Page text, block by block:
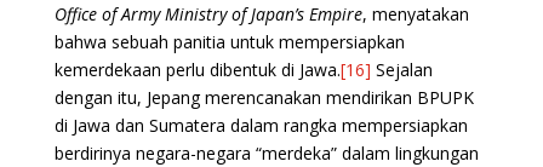
Office of Army Ministry of Japan’s Empire, menyatakan
bahwa sebuah panitia untuk mempersiapkan
kemerdekaan perlu dibentuk di Jawa.[16] Sejalan
dengan itu, Jepang merencanakan mendirikan BPUPK
di Jawa dan Sumatera dalam rangka mempersiapkan
berdirinya negara-negara “merdeka” dalam lingkungan